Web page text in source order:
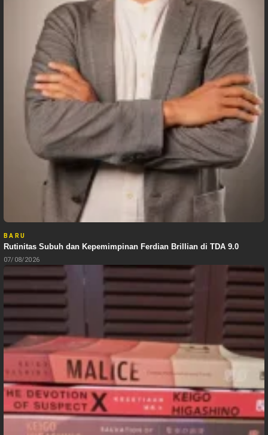
BARU
Rutinitas Subuh dan Kepemimpinan Ferdian Brillian di TDA 9.0
07/08/2026